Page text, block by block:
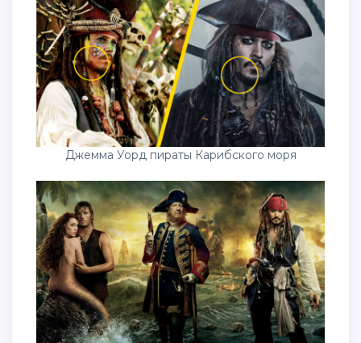
Джемма Уорд пираты Карибского моря